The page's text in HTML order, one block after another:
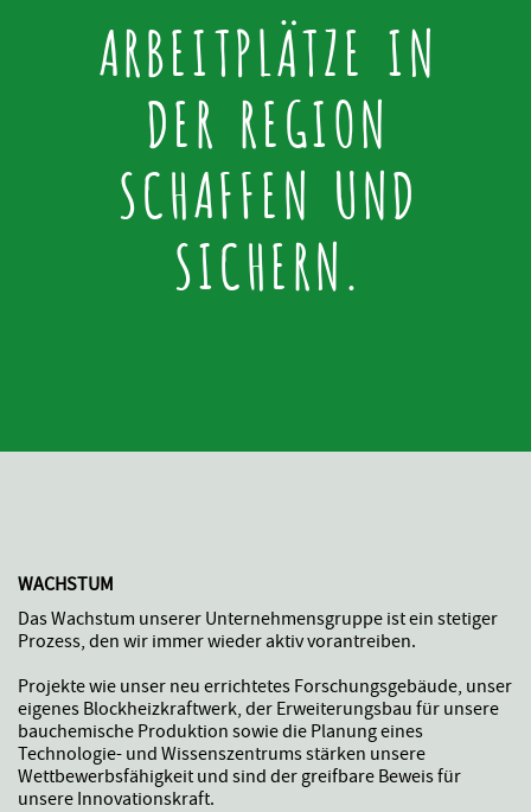
ARBEITPLÄTZE IN
DER REGION
SCHAFFEN UND
SICHERN.
WACHSTUM
Das Wachstum unserer Unternehmensgruppe ist ein stetiger
Prozess, den wir immer wieder aktiv vorantreiben.
Projekte wie unser neu errichtetes Forschungsgebäude, unser
eigenes Blockheizkraftwerk, der Erweiterungsbau für unsere
bauchemische Produktion sowie die Planung eines
Technologie- und Wissenszentrums stärken unsere
Wettbewerbsfähigkeit und sind der greifbare Beweis für
unsere Innovationskraft.